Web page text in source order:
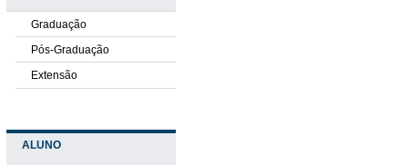
Graduação
Pós-Graduação
Extensão
ALUNO